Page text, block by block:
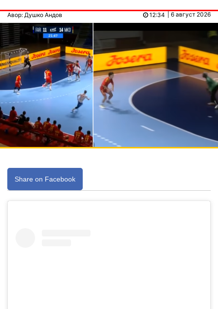
Авор: Душко Андов | 6 август 2026
12:34
Share on Facebook